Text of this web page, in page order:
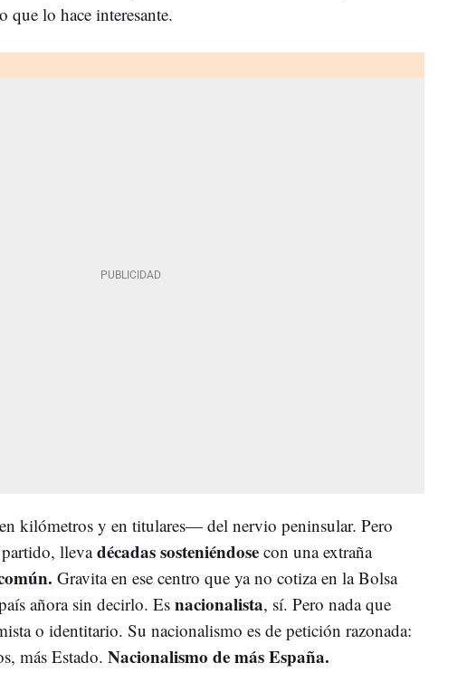
que lo hace interesante.
kilómetros y en titulares— del nervio peninsular. Pero
llevadécadas sosteniéndose con una extraña
Gravita en ese centro que ya no cotiza en la Bolsa
añora sin decirlo. Es nacionalista, sí. Pero nada que
o identitario. Su nacionalismo es de petición razonada:
más Estado. Nacionalismo de más España.